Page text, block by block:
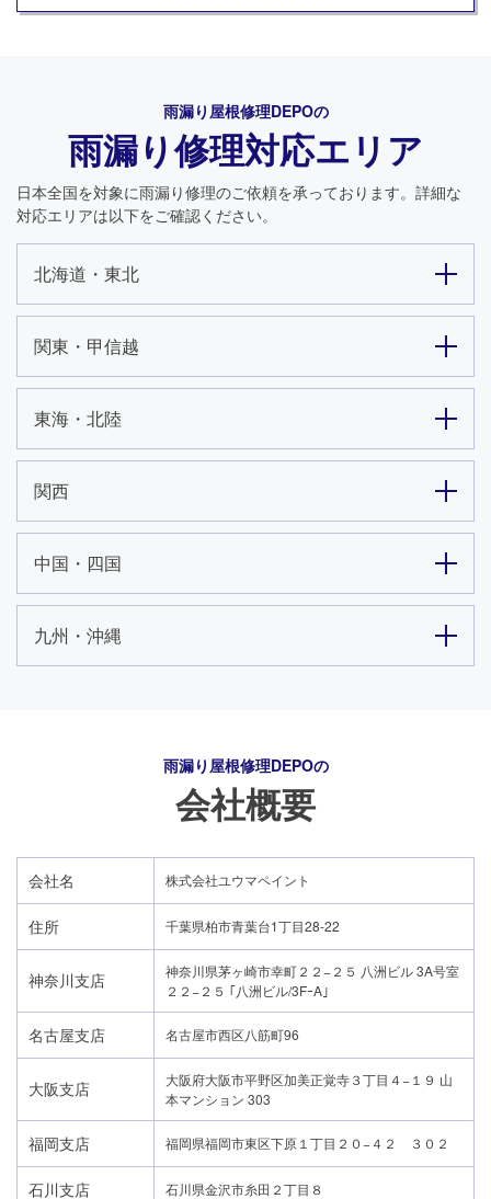
24時間365日対応
050-1883-0629
雨漏り屋根修理DEPOの
雨漏り修理対応エリア
日本全国を対象に雨漏り修理のご依頼を承っております。詳細な
対応エリアは以下をご確認ください。
北海道・東北
関東・甲信越
東海・北陸
関西
中国・四国
九州・沖縄
雨漏り屋根修理DEPOの
会社概要
会社名 株式会社ユウマペイント
住所 千葉県柏市青葉台1丁目28-22
神奈川支店
神奈川県茅ヶ崎市幸町２２−２５ 八洲ビル 3A号室
２２−２５ ｢八洲ビル/3FｰA｣
名古屋支店 名古屋市西区八筋町96
大阪支店
大阪府大阪市平野区加美正覚寺３丁目４−１９ 山
本マンション 303
福岡支店 福岡県福岡市東区下原１丁目２０−４２ ３０２
石川支店 石川県金沢市糸田２丁目８